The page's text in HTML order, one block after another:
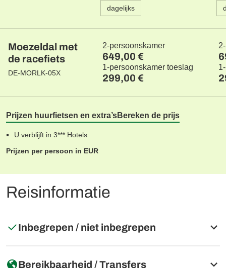
Moezeldal met
de racefiets
DE-MORLK-05X
dagelijks
2-persoonskamer
649,00 €
1-persoonskamer toeslag
299,00 €
Prijzen huurfietsen en extra’sBereken de prijs
U verblijft in 3*** Hotels
Prijzen per persoon in EUR
Reisinformatie
Inbegrepen / niet inbegrepen
Inbegrepen:
Bereikbaarheid / Transfers